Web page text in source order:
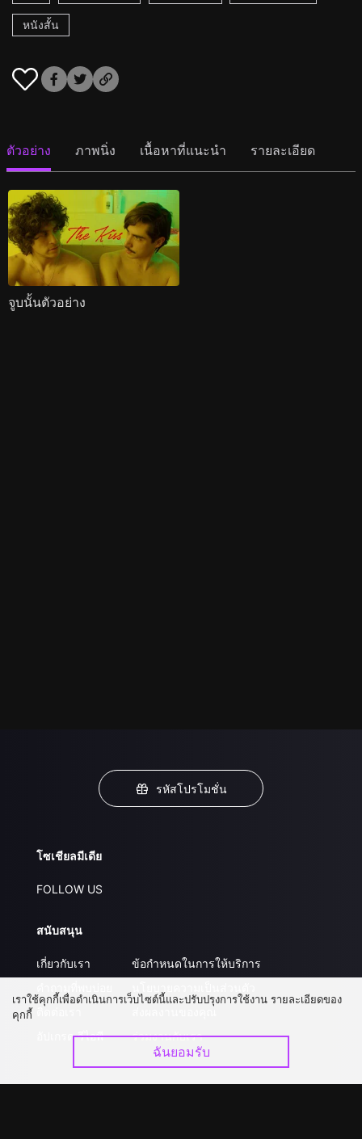
หนังสั้น
ตัวอย่าง ภาพนิ่ง เนื้อหาที่แนะนำ รายละเอียด
จูบนั้นตัวอย่าง
รหัสโปรโมชั่น
โซเชียลมีเดีย
FOLLOW US
สนับสนุน
เกี่ยวกับเรา
อัปเกรด วีไอพี
ข้อกำหนดในการให้บริการ
ร่วมงานกับเรา
เราใช้คุกกี้เพื่อดำเนินการเว็บไซต์นี้และปรับปรุงการใช้งาน รายละเอียดของ
คุกกี้
ฉันยอมรับ